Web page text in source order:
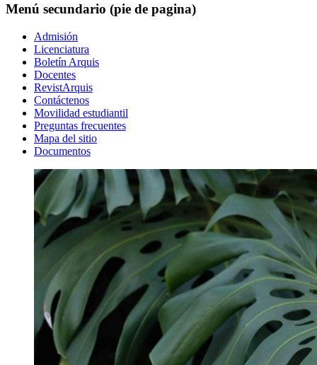
Menú secundario (pie de pagina)
Admisión
Licenciatura
Boletín Arquis
Docentes
RevistArquis
Contáctenos
Movilidad estudiantil
Preguntas frecuentes
Mapa del sitio
Documentos